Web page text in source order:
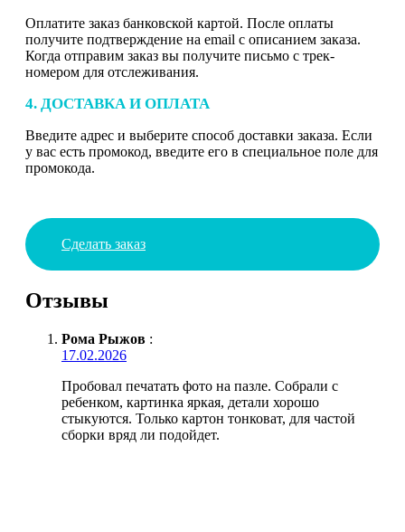
Оплатите заказ банковской картой. После оплаты
получите подтверждение на email с описанием заказа.
Когда отправим заказ вы получите письмо с трек-
номером для отслеживания.
4. ДОСТАВКА И ОПЛАТА
Введите адрес и выберите способ доставки заказа. Если
у вас есть промокод, введите его в специальное поле для
промокода.
Сделать заказ
Отзывы
Рома Рыжов :
17.02.2026
Пробовал печатать фото на пазле. Собрали с
ребенком, картинка яркая, детали хорошо
стыкуются. Только картон тонковат, для частой
сборки вряд ли подойдет.